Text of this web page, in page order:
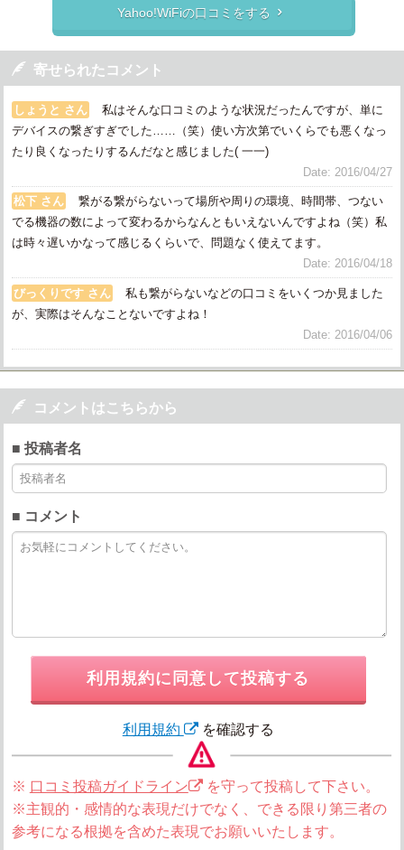
Yahoo!WiFiの口コミをする 
 寄せられたコメント
しょうと さん
私はそんな口コミのような状況だったんですが、単に
デバイスの繋ぎすぎでした……（笑）使い方次第でいくらでも悪くなっ
たり良くなったりするんだなと感じました( 一一)
Date: 2016/04/27
松下 さん
繋がる繋がらないって場所や周りの環境、時間帯、つない
でる機器の数によって変わるからなんともいえないんですよね（笑）私
は時々遅いかなって感じるくらいで、問題なく使えてます。
Date: 2016/04/18
びっくりです さん
私も繋がらないなどの口コミをいくつか見ました
が、実際はそんなことないですよね！
Date: 2016/04/06
 コメントはこちらから
■ 投稿者名
■ コメント
利用規約に同意して投稿する
利用規約 を確認する
※ 口コミ投稿ガイドライン
を守って投稿して下さい。
※主観的・感情的な表現だけでなく、できる限り第三者の
参考になる根拠を含めた表現でお願いいたします。